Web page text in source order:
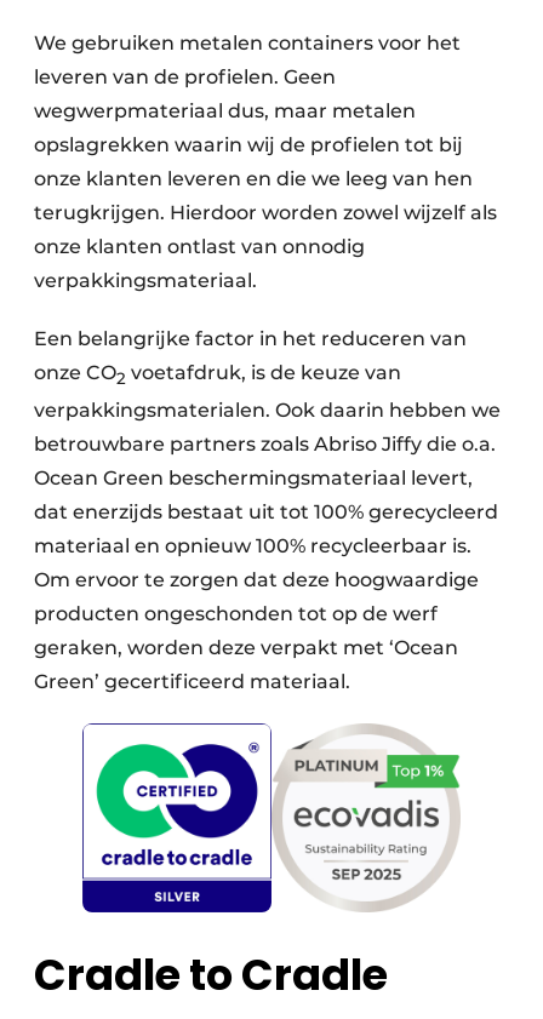
We gebruiken metalen containers voor het
leveren van de profielen. Geen
wegwerpmateriaal dus, maar metalen
opslagrekken waarin wij de profielen tot bij
onze klanten leveren en die we leeg van hen
terugkrijgen. Hierdoor worden zowel wijzelf als
onze klanten ontlast van onnodig
verpakkingsmateriaal.
Een belangrijke factor in het reduceren van
onze CO2 voetafdruk, is de keuze van
verpakkingsmaterialen. Ook daarin hebben we
betrouwbare partners zoals Abriso Jiffy die o.a.
Ocean Green beschermingsmateriaal levert,
dat enerzijds bestaat uit tot 100% gerecycleerd
materiaal en opnieuw 100% recycleerbaar is.
Om ervoor te zorgen dat deze hoogwaardige
producten ongeschonden tot op de werf
geraken, worden deze verpakt met ‘Ocean
Green’ gecertificeerd materiaal.
Cradle to Cradle